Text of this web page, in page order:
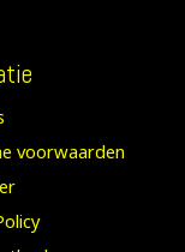
voorwaarden